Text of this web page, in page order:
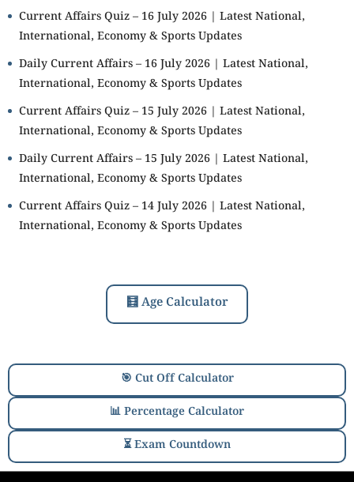
Current Affairs Quiz – 16 July 2026 | Latest National,
International, Economy & Sports Updates
Daily Current Affairs – 16 July 2026 | Latest National,
International, Economy & Sports Updates
Current Affairs Quiz – 15 July 2026 | Latest National,
International, Economy & Sports Updates
Daily Current Affairs – 15 July 2026 | Latest National,
International, Economy & Sports Updates
Current Affairs Quiz – 14 July 2026 | Latest National,
International, Economy & Sports Updates
🧮 Age Calculator
🎯 Cut Off Calculator
📊 Percentage Calculator
⏳ Exam Countdown